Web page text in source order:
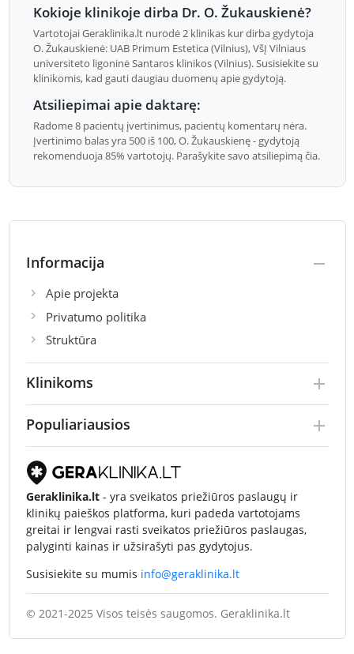
Kokioje klinikoje dirba Dr. O. Žukauskienė?
Vartotojai Geraklinika.lt nurodė 2 klinikas kur dirba gydytoja
O. Žukauskienė: UAB Primum Estetica (Vilnius), VšĮ Vilniaus
universiteto ligoninė Santaros klinikos (Vilnius). Susisiekite su
klinikomis, kad gauti daugiau duomenų apie gydytoją.
Atsiliepimai apie daktarę:
Radome 8 pacientų įvertinimus, pacientų komentarų nėra.
Įvertinimo balas yra 500 iš 100, O. Žukauskienę - gydytoją
rekomenduoja 85% vartotojų. Parašykite savo atsiliepimą čia.
Informacija
Apie projekta
Privatumo politika
Struktūra
Klinikoms
Populiariausios
Geraklinika.lt- yra sveikatos priežiūros paslaugų ir
klinikų paieškos platforma, kuri padeda vartotojams
greitai ir lengvai rasti sveikatos priežiūros paslaugas,
palyginti kainas ir užsirašyti pas gydytojus.
Susisiekite su mumis info@geraklinika.lt
© 2021-2025 Visos teisės saugomos. Geraklinika.lt